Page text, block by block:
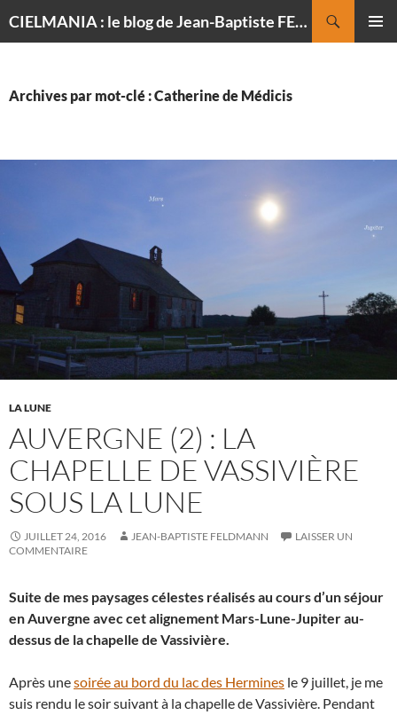
CIELMANIA : le blog de Jean-Baptiste FELDMANN, photographe du ciel
Archives par mot-clé : Catherine de Médicis
LA LUNE
AUVERGNE (2) : LA
CHAPELLE DE VASSIVIÈRE
SOUS LA LUNE
JUILLET 24, 2016 JEAN-BAPTISTE FELDMANN
LAISSER UN
COMMENTAIRE
Suite de mes paysages célestes réalisés au cours d’un séjour
en Auvergne avec cet alignement Mars-Lune-Jupiter au-
dessus de la chapelle de Vassivière.
Après unesoirée au bord du lac des Hermines le 9 juillet, je me
suis rendu le soir suivant à la chapelle de Vassivière. Pendant